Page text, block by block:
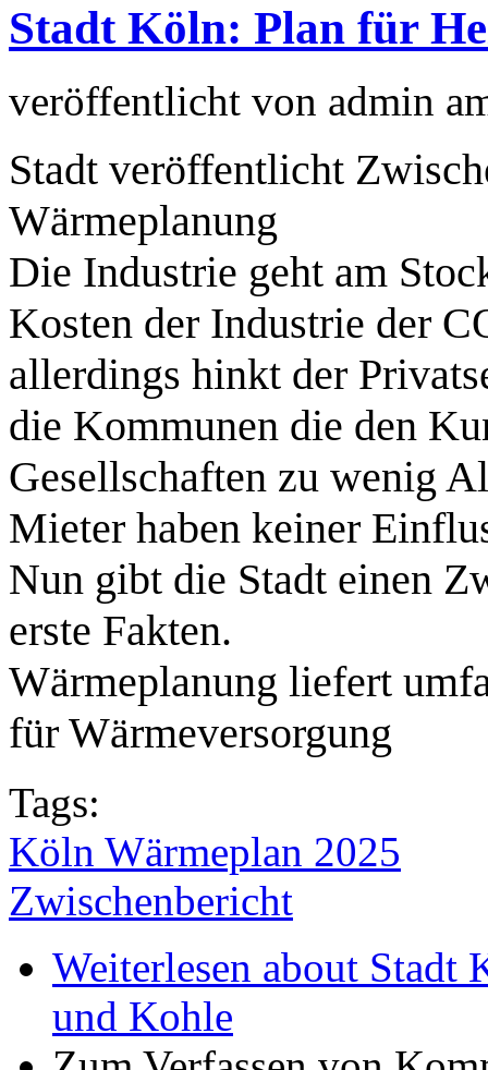
Stadt Köln: Plan für
veröffentlicht von admin
Stadt veröffentlicht
Wärmeplanung
Die Industrie geht am
Kosten der Industrie der
allerdings hinkt der
die Kommunen die den
Gesellschaften zu wenig
Mieter haben keiner
Nun gibt die Stadt einen
erste Fakten.
Wärmeplanung liefert
für Wärmeversorgung
Tags:
Köln Wärmeplan 2025
Zwischenbericht
Weiterlesen about Stadt
und Kohle